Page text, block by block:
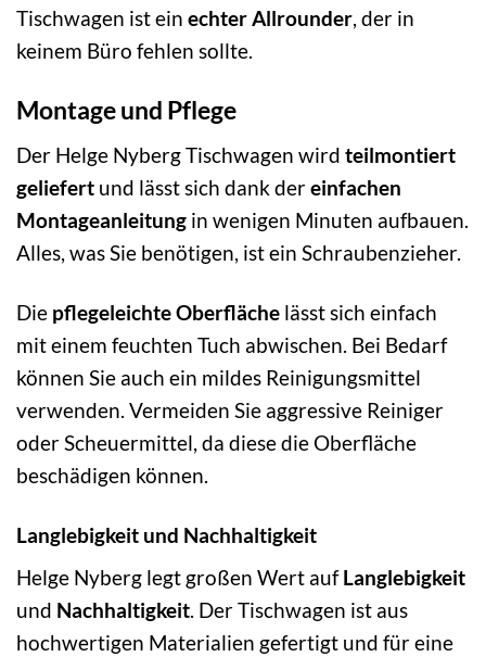
Tischwagen ist ein echter Allrounder, der in
keinem Büro fehlen sollte.
Montage und Pflege
Der Helge Nyberg Tischwagen wird teilmontiert
geliefert und lässt sich dank dereinfachen
Montageanleitung in wenigen Minuten aufbauen.
Alles, was Sie benötigen, ist ein Schraubenzieher.
Die pflegeleichte Oberfläche lässt sich einfach
mit einem feuchten Tuch abwischen. Bei Bedarf
können Sie auch ein mildes Reinigungsmittel
verwenden. Vermeiden Sie aggressive Reiniger
oder Scheuermittel, da diese die Oberfläche
beschädigen können.
Langlebigkeit und Nachhaltigkeit
Helge Nyberg legt großen Wert aufLanglebigkeit
und Nachhaltigkeit. Der Tischwagen ist aus
hochwertigen Materialien gefertigt und für eine